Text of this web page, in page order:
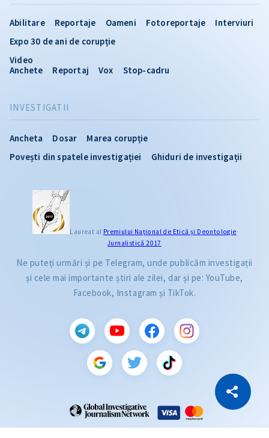
Copiază Link
INVESTIGATII
Ancheta Dosar
Marea corupție
Povești din spatele investigației
Ghiduri de investigații
Abilitare Reportaje Oameni Fotoreportaje
Interviuri
Expo 30 de ani de corupție
Video
Anchete
Reportaj Vox Stop-cadru
Laureat al Premiului Naţional de Etică și Deontologie
Jurnalistică 2017
Ne puteți urmări și pe Telegram, unde publicăm investigații
și cele mai importante știri ale zilei, dar și pe: YouTube,
Facebook, Instagram și TikTok.